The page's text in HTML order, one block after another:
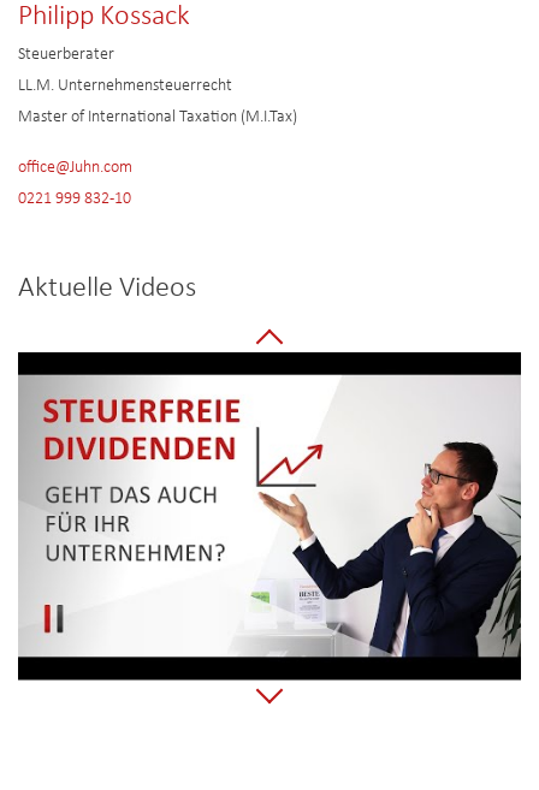
Philipp Kossack
Steuerberater
LL.M. Unternehmensteuerrecht
Master of International Taxation (M.I.Tax)
office@Juhn.com
0221 999 832-10
Aktuelle Videos